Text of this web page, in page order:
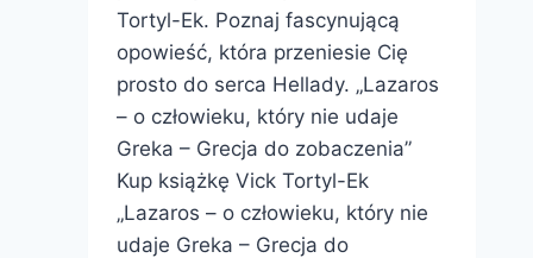
Tortyl-Ek. Poznaj fascynującą
opowieść, która przeniesie Cię
prosto do serca Hellady. „Lazaros
– o człowieku, który nie udaje
Greka – Grecja do zobaczenia”
Kup książkę Vick Tortyl-Ek
„Lazaros – o człowieku, który nie
udaje Greka – Grecja do